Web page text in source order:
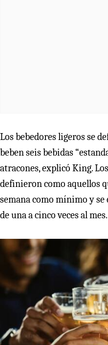
Los bebedores ligeros se
beben seis bebidas
atracones, explicó King.
definieron como aquellos
semana como mínimo y
de una a cinco veces al mes.